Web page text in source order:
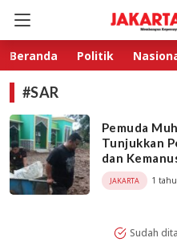
Jakarta Raya
Membangun
Beranda Politik
#SAR
Pemuda
Tunjukkan
dan
JAKARTA 1
Sudah